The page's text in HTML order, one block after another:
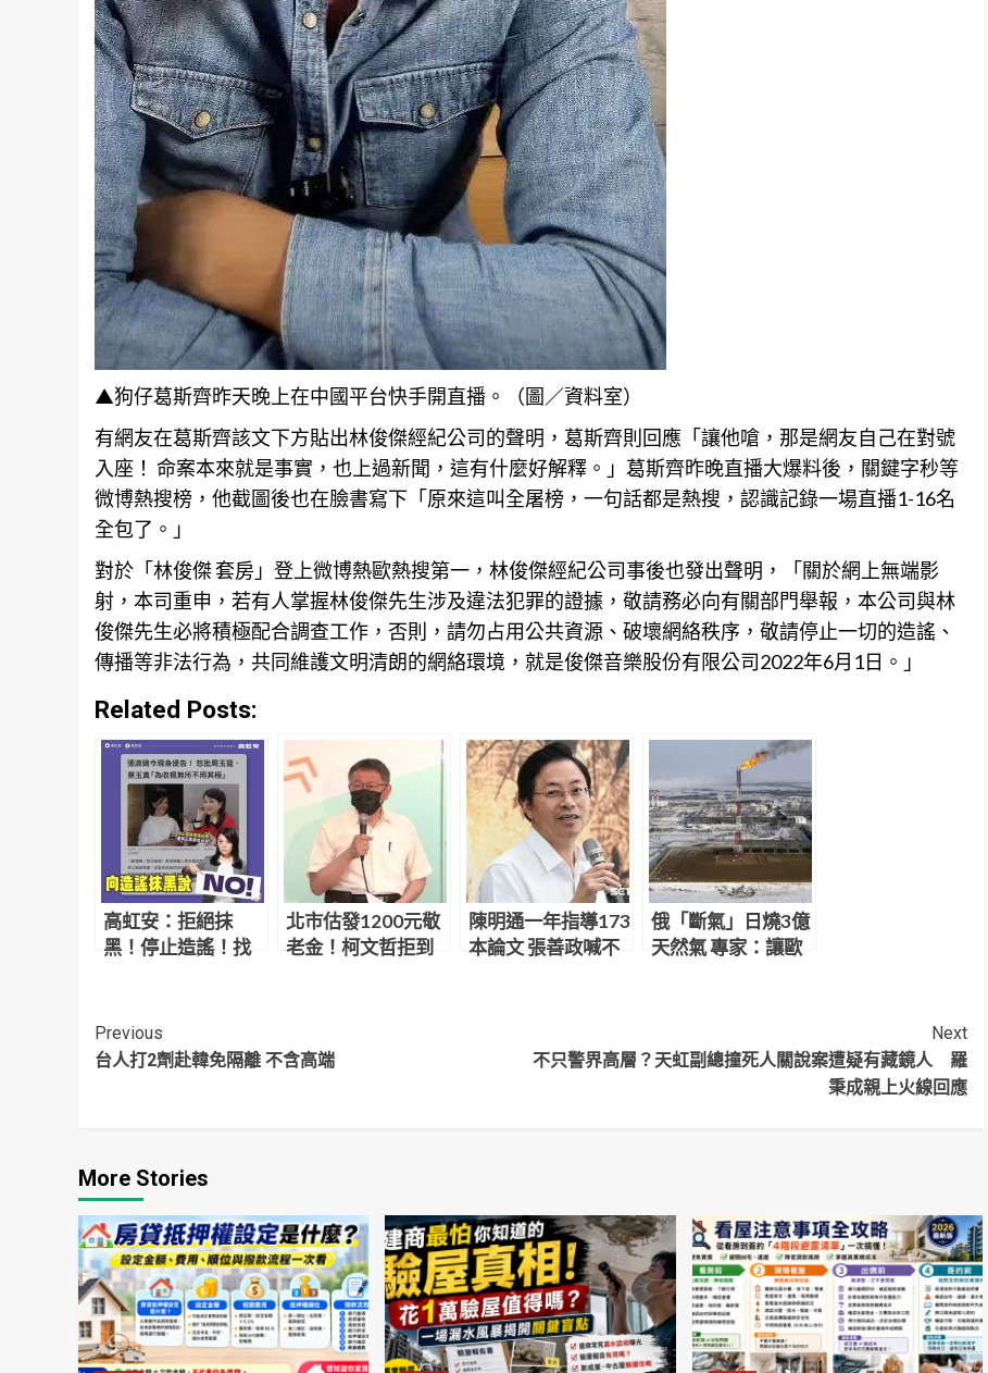
▲狗仔葛斯齊昨天晚上在中國平台快手開直播。（圖／資料室）
有網友在葛斯齊該文下方貼出林俊傑經紀公司的聲明，葛斯齊則回應「讓他嗆，那是網友自己在對號
入座！ 命案本來就是事實，也上過新聞，這有什麼好解釋。」葛斯齊昨晚直播大爆料後，關鍵字秒等
微博熱搜榜，他截圖後也在臉書寫下「原來這叫全屠榜，一句話都是熱搜，認識記錄一場直播1-16名
全包了。」
對於「林俊傑 套房」登上微博熱歐熱搜第一，林俊傑經紀公司事後也發出聲明，「關於網上無端影
射，本司重申，若有人掌握林俊傑先生涉及違法犯罪的證據，敬請務必向有關部門舉報，本公司與林
俊傑先生必將積極配合調查工作，否則，請勿占用公共資源、破壞網絡秩序，敬請停止一切的造謠、
傳播等非法行為，共同維護文明清朗的網絡環境，就是俊傑音樂股份有限公司2022年6月1日。」
Related Posts:
高虹安：拒絕抹
黑！停止造謠！找
北市估發1200元敬
老金！柯文哲拒到
陳明通一年指導173
本論文 張善政喊不
俄「斷氣」日燒3億
天然氣 專家：讓歐
Continue
Reading
Previous
台人打2劑赴韓免隔離 不含高端
Next
不只警界高層？天虹副總撞死人關說案遭疑有藏鏡人 羅
秉成親上火線回應
More Stories